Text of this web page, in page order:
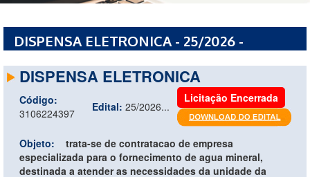
DISPENSA ELETRONICA - 25/2026 -
DISPENSA ELETRONICA
Código:
3106224397
Edital: 25/2026...
Licitação Encerrada
Objeto:
trata-se de contratacao de empresa
especializada para o fornecimento de agua mineral,
destinada a atender as necessidades da unidade da